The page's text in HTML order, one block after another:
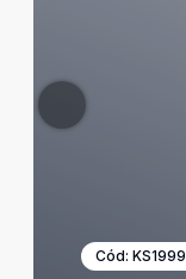
Cód: KS1999